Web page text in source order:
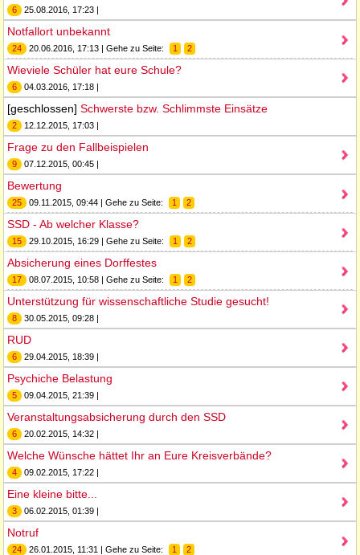
6 25.08.2016, 17:23 |
Notfallort unbekannt
24 20.06.2016, 17:13 | Gehe zu Seite: 1 2
Wieviele Schüler hat eure Schule?
6 04.03.2016, 17:18 |
[geschlossen] Schwerste bzw. Schlimmste Einsätze
2 12.12.2015, 17:03 |
Frage zu den Fallbeispielen
9 07.12.2015, 00:45 |
Bewertung
25 09.11.2015, 09:44 | Gehe zu Seite: 1 2
SSD - Ab welcher Klasse?
15 29.10.2015, 16:29 | Gehe zu Seite: 1 2
Absicherung eines Dorffestes
17 08.07.2015, 10:58 | Gehe zu Seite: 1 2
Unterstützung für wissenschaftliche Studie gesucht!
8 30.05.2015, 09:28 |
RUD
6 29.04.2015, 18:39 |
Psychiche Belastung
5 09.04.2015, 21:39 |
Veranstaltungsabsicherung durch den SSD
6 20.02.2015, 14:32 |
Welche Wünsche hättet Ihr an Eure Kreisverbände?
4 09.02.2015, 17:22 |
Eine kleine bitte...
3 06.02.2015, 01:39 |
Notruf
24 26.01.2015, 11:31 | Gehe zu Seite: 1 2